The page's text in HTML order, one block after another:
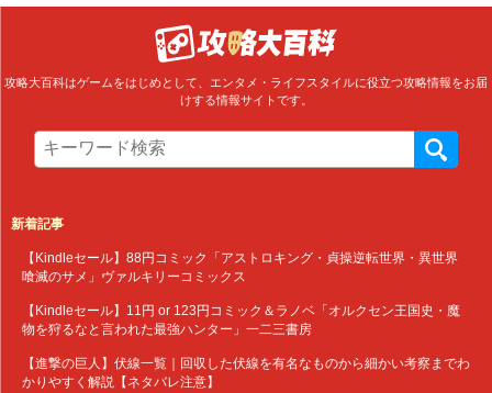
攻略大百科はゲームをはじめとして、エンタメ・ライフスタイルに役立つ攻略情報をお届
けする情報サイトです。
新着記事
【Kindleセール】88円コミック「アストロキング・貞操逆転世界・異世界
喰滅のサメ」ヴァルキリーコミックス
【Kindleセール】11円 or 123円コミック＆ラノベ「オルクセン王国史・魔
物を狩るなと言われた最強ハンター」一二三書房
【進撃の巨人】伏線一覧｜回収した伏線を有名なものから細かい考察までわ
かりやすく解説【ネタバレ注意】